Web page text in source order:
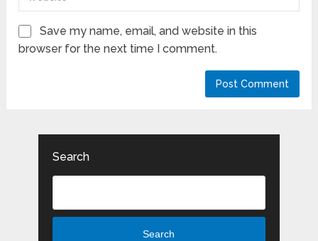
Save my name, email, and website in this
browser for the next time I comment.
Search
Search